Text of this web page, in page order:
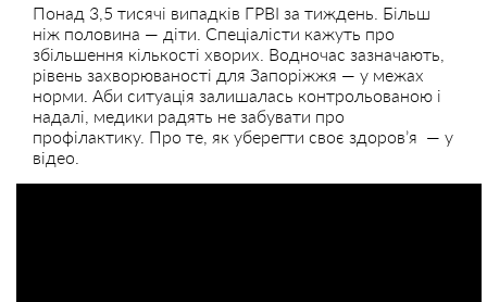
Понад 3,5 тисячі випадків ГРВІ за тиждень. Більш
ніж половина — діти. Спеціалісти кажуть про
збільшення кількості хворих. Водночас зазначають,
рівень захворюваності для Запоріжжя — у межах
норми. Аби ситуація залишалась контрольованою і
надалі, медики радять не забувати про
профілактику. Про те, як уберегти своє здоров’я — у
відео.